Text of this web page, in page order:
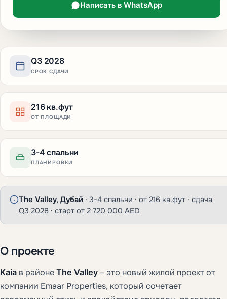
Q3 2028
СРОК СДАЧИ
216 кв.фут
ОТ ПЛОЩАДИ
3-4 спальни
ПЛАНИРОВКИ
The Valley, Дубай · 3-4 спальни · от 216 кв.фут · сдача
Q3 2028 · старт от 2 720 000 AED
О проекте
Kaia в районе The Valley – это новый жилой проект от
компании Emaar Properties, который сочетает
Написать в WhatsApp